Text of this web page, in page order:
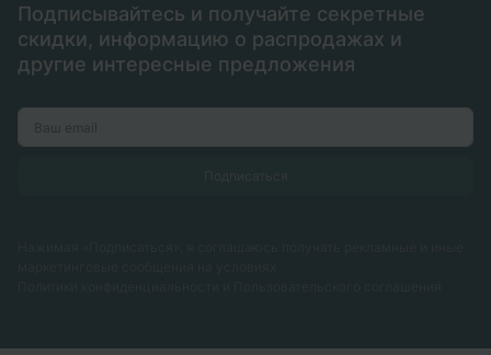
Подписывайтесь и получайте секретные
скидки, информацию о распродажах и
другие интересные предложения